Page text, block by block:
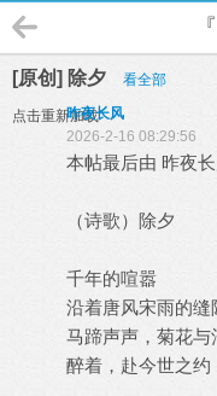
[原创] 除夕 看全部
点击重新加载
昨夜长风
2026-2-16 08:29:56
本帖最后由 昨夜
（诗歌）除夕
千年的喧嚣
沿着唐风宋雨的缝
马蹄声声，菊花与
醉着，赴今世之约